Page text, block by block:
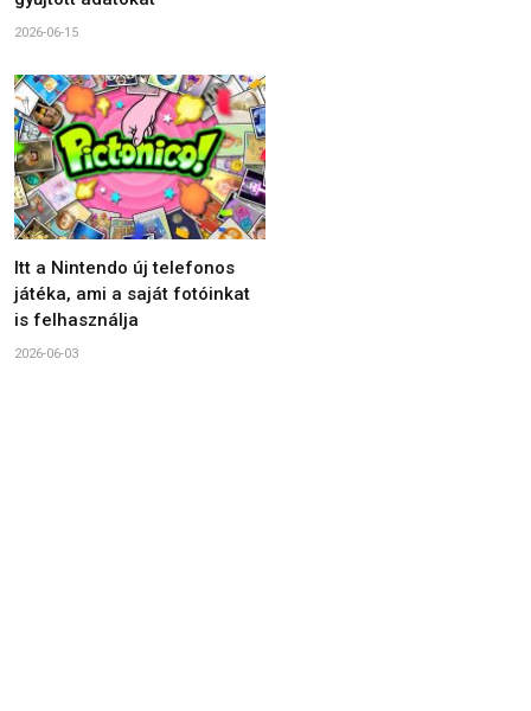
2026-06-15
Itt a Nintendo új telefonos
játéka, ami a saját fotóinkat
is felhasználja
2026-06-03